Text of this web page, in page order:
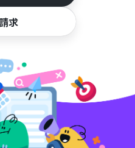
求